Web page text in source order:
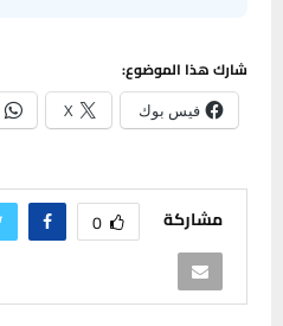
شارك هذا الموضوع:
فيس بوك X
مشاركة 0